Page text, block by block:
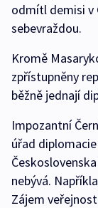
odmítl demisi v
sebevraždou.
Kromě
zpřístupněny
běžně jednají
Impozantní
úřad
nebývá.
Zájem